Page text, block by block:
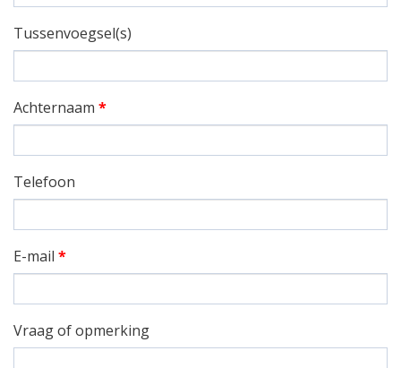
Tussenvoegsel(s)
Achternaam *
Telefoon
E-mail *
Vraag of opmerking